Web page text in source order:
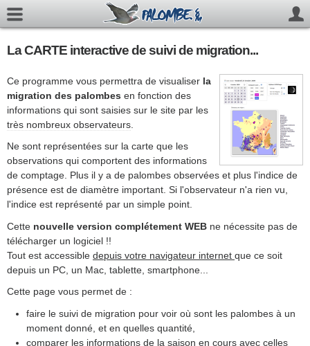
La CARTE interactive de suivi de migration...
Ce programme vous permettra de visualiser la
migration des palombes en fonction des
informations qui sont saisies sur le site par les
très nombreux observateurs
Ne sont représentées sur la carte que les
observations qui comportent des informations
de comptage. Plus il y a de palombes observées et plus l'indice de
présence est de diamètre important. Si l'observateur n'a rien vu,
l'indice est représenté par un simple point.
Cette nouvelle version complétement WEB ne nécessite pas de
télécharger un logiciel !!
Tout est accessible depuis votre navigateur internet que ce soit
depuis un PC, un Mac, tablette, smartphone...
Cette page vous permet de :
faire le suivi de migration pour voir où sont les palombes à un
moment donné, et en quelles quantité,
comparer les informations de la saison en cours avec celles